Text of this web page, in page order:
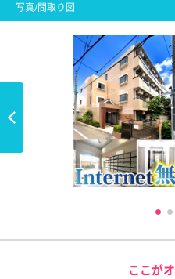
写真/間取り図
ここが